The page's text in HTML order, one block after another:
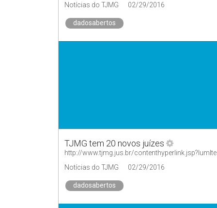
Notícias do TJMG
02/29/2016
dadosabertos
TJMG tem 20 novos juízes
http://www.tjmg.jus.br/
Notícias do TJMG
02/29/2016
dadosabertos